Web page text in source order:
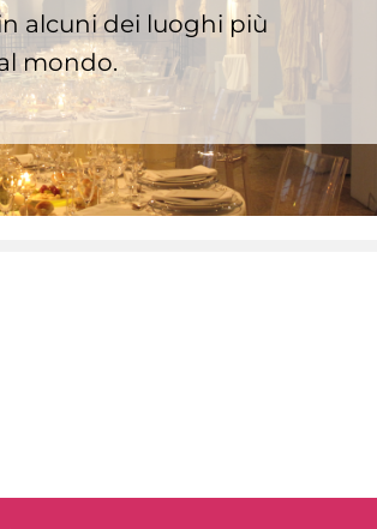
alcuni dei luoghi più
mondo.